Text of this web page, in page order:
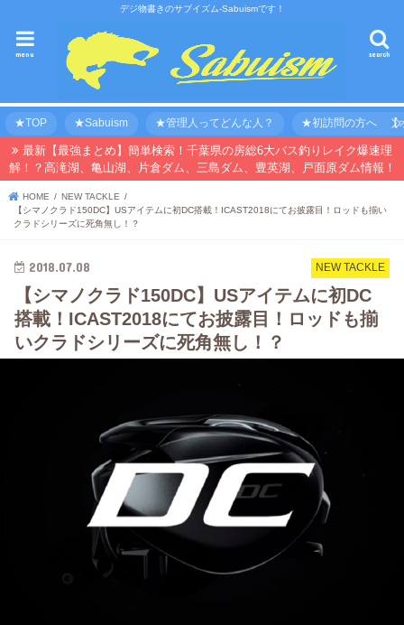
デジ物書きのサブイズム-Sabuismです！
search
menu
★TOP ★Sabuism ★管理人ってどんな人？ ★初訪問の方へ 【
最新【最強まとめ】簡単検索！千葉県の房総6大バス釣りレイク爆速理
解！？高滝湖、亀山湖、片倉ダム、三島ダム、豊英湖、戸面原ダム情報！
HOME
NEW TACKLE
【シマノクラド150DC】USアイテムに初DC搭載！ICAST2018にてお披露目！ロッドも揃い
クラドシリーズに死角無し！？
NEW TACKLE
2018.07.08
【シマノクラド150DC】USアイテムに初DC
搭載！ICAST2018にてお披露目！ロッドも揃
いクラドシリーズに死角無し！？